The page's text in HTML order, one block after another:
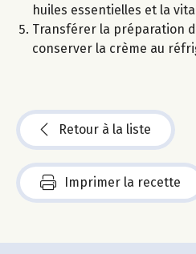
huiles essentielles et la
Transférer la préparation
conserver la crème au
Retour à la liste
Imprimer la recette